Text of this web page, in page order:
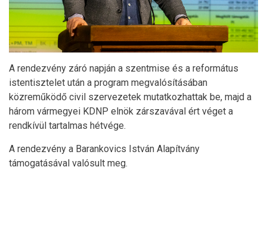
A rendezvény záró napján a szentmise és a református
istentisztelet után a program megvalósításában
közreműködő civil szervezetek mutatkozhattak be, majd a
három vármegyei KDNP elnök zárszavával ért véget a
rendkívül tartalmas hétvége.
A rendezvény a Barankovics István Alapítvány
támogatásával valósult meg.